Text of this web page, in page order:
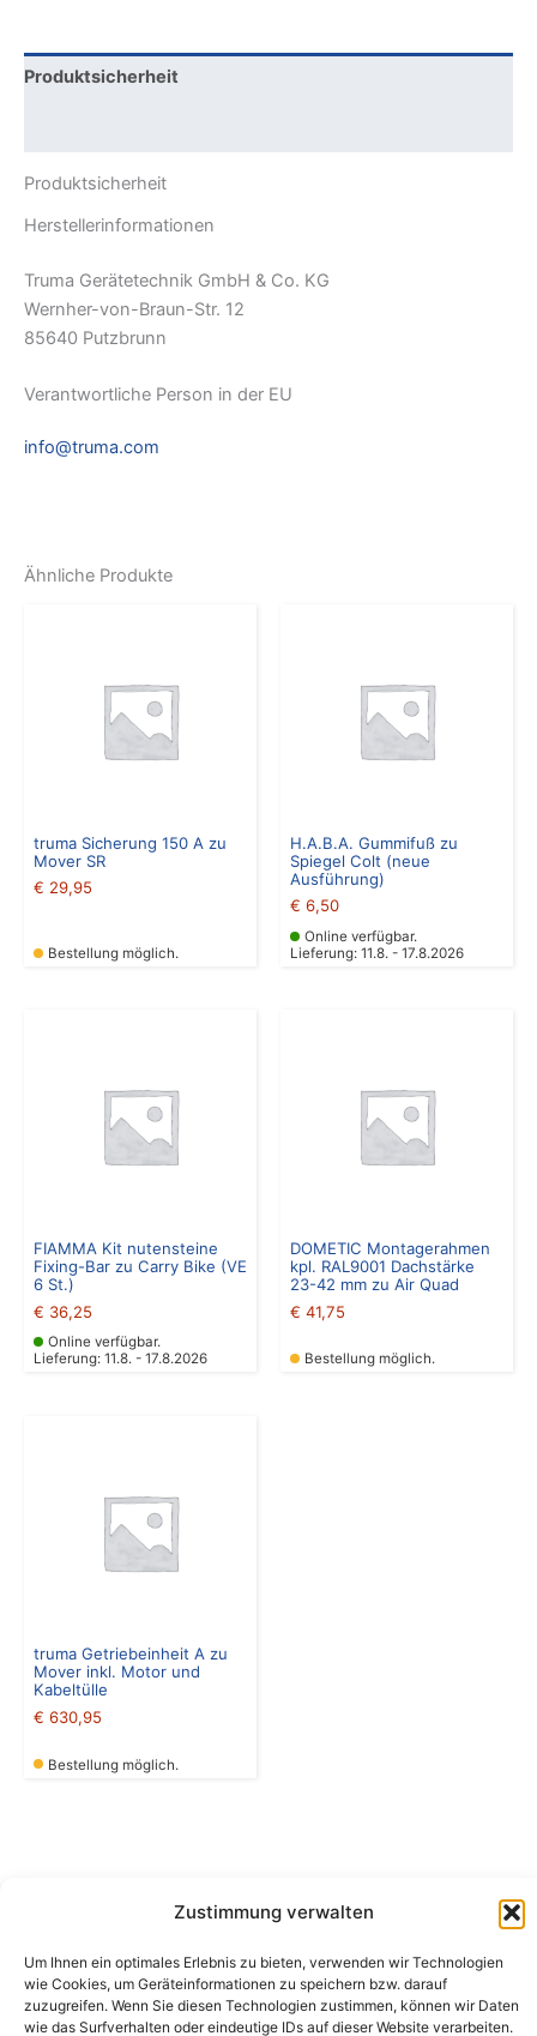
Zustimmung verwalten
Um Ihnen ein optimales Erlebnis zu bieten, verwenden wir Technologien
wie Cookies, um Geräteinformationen zu speichern bzw. darauf
zuzugreifen. Wenn Sie diesen Technologien zustimmen, können wir Daten
wie das Surfverhalten oder eindeutige IDs auf dieser Website verarbeiten.
Produktsicherheit
Produktsicherheit
Herstellerinformationen
Truma Gerätetechnik GmbH & Co. KG
Wernher-von-Braun-Str. 12
85640 Putzbrunn
Verantwortliche Person in der EU
info@truma.com
Ähnliche Produkte
truma Sicherung 150 A zu
Mover SR
€ 29,95
Bestellung möglich.
H.A.B.A. Gummifuß zu
Spiegel Colt (neue
Ausführung)
€ 6,50
Online verfügbar.
Lieferung: 11.8. - 17.8.2026
FIAMMA Kit nutensteine
Fixing-Bar zu Carry Bike (VE
6 St.)
€ 36,25
Online verfügbar.
Lieferung: 11.8. - 17.8.2026
DOMETIC Montagerahmen
kpl. RAL9001 Dachstärke
23-42 mm zu Air Quad
€ 41,75
Bestellung möglich.
truma Getriebeinheit A zu
Mover inkl. Motor und
Kabeltülle
€ 630,95
Bestellung möglich.
Camping Bergler GmbH
Peter-Leardi-Weg 4, 8054 Graz
Steiermark / Österreich​
+43 316 225711 ​ •info@campingbergler.at​